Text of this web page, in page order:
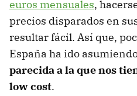
euros mensuales,
precios disparados en
resultar fácil. Así que,
España ha ido
parecida a la que nos
low cost.